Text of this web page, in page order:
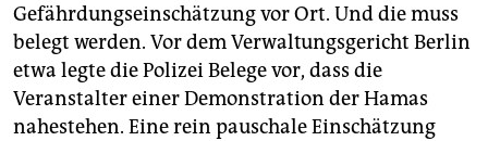
Gefährdungseinschätzung vor Ort. Und die muss
belegt werden. Vor dem Verwaltungsgericht Berlin
etwa legte die Polizei Belege vor, dass die
Veranstalter einer Demonstration der Hamas
nahestehen. Eine rein pauschale Einschätzung